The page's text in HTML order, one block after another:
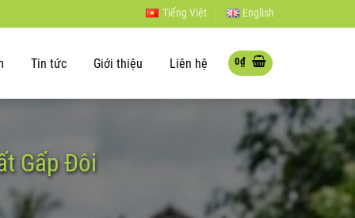
Tiếng Việt English
Tin tức Giới thiệu Liên hệ 0₫
Gấp Đôi